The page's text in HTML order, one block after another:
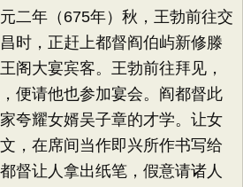
年（675年）秋，王勃前往交
时，正赶上都督阎伯屿新修滕
阁大宴宾客。王勃前往拜见，
便请他也参加宴会。阎都督此
夸耀女婿吴子章的才学。让女
，在席间当作即兴所作书写给
督让人拿出纸笔，假意请诸人